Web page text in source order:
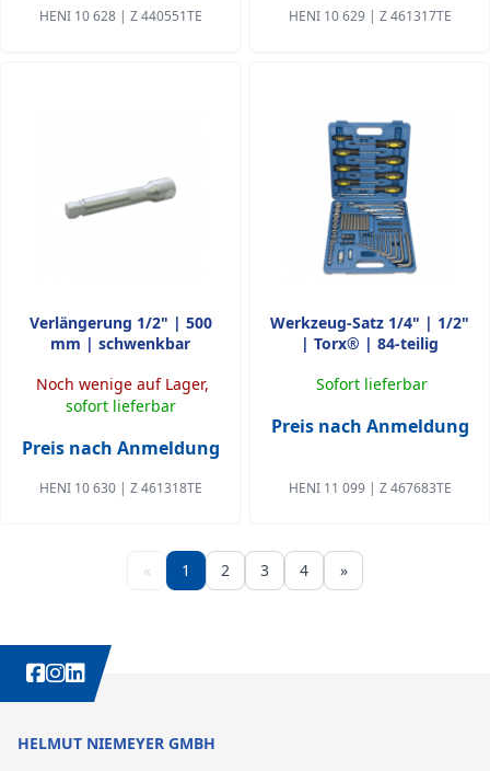
HENI 10 628 | Z 440551TE HENI 10 629 | Z 461317TE
Verlängerung 1/2" | 500
mm | schwenkbar
Noch wenige auf Lager,
sofort lieferbar
Preis nach Anmeldung
HENI 10 630 | Z 461318TE
Werkzeug-Satz 1/4" | 1/2"
| Torx® | 84-teilig
Sofort lieferbar
Preis nach Anmeldung
HENI 11 099 | Z 467683TE
« 1 2 3 4 »
WEITERE INTERESSANTE INHALTE IMMER AUCH AUF:
HELMUT NIEMEYER GMBH